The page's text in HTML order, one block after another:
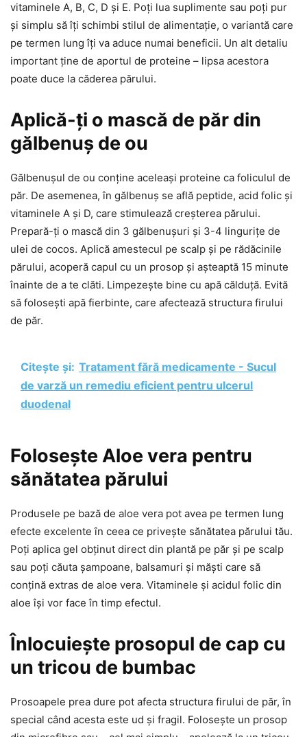
vitaminele A, B, C, D și E. Poți lua suplimente sau poți pur
și simplu să îți schimbi stilul de alimentație, o variantă care
pe termen lung îți va aduce numai beneficii. Un alt detaliu
important ține de aportul de proteine – lipsa acestora
poate duce la căderea părului.
Aplică-ți o mască de păr din
gălbenuș de ou
Gălbenușul de ou conține aceleași proteine ca foliculul de
păr. De asemenea, în gălbenuș se află peptide, acid folic și
vitaminele A și D, care stimulează creșterea părului.
Prepară-ți o mască din 3 gălbenușuri și 3-4 lingurițe de
ulei de cocos. Aplică amestecul pe scalp și pe rădăcinile
părului, acoperă capul cu un prosop și așteaptă 15 minute
înainte de a te clăti. Limpezește bine cu apă călduță. Evită
să folosești apă fierbinte, care afectează structura firului
de păr.
Citește și: Tratament fără medicamente - Sucul
de varză un remediu eficient pentru ulcerul
duodenal
Folosește Aloe vera pentru
sănătatea părului
Produsele pe bază de aloe vera pot avea pe termen lung
efecte excelente în ceea ce privește sănătatea părului tău.
Poți aplica gel obținut direct din plantă pe păr și pe scalp
sau poți căuta șampoane, balsamuri și măști care să
conțină extras de aloe vera. Vitaminele și acidul folic din
aloe își vor face în timp efectul.
Înlocuiește prosopul de cap cu
un tricou de bumbac
Prosoapele prea dure pot afecta structura firului de păr, în
special când acesta este ud și fragil. Folosește un prosop